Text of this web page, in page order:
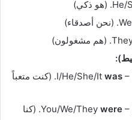
He/
We
I/He/She/It was
– I was tired yesterday. (كنت متعباً
You/We/They were
– We were at the party. (كنا